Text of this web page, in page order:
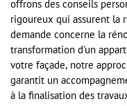
offrons des conseils
rigoureux qui assurent la
demande concerne la
transformation d'un
votre façade, notre
garantit un
à la finalisation des